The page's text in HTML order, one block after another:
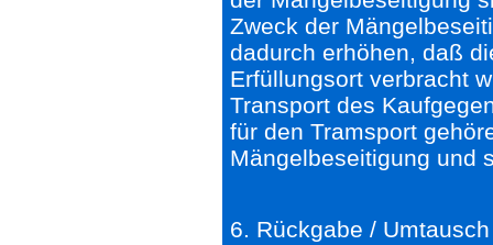
Zweck der
dadurch erhöhen, daß
Erfüllungsort verbracht
Transport des
für den Tramsport
Mängelbeseitigung und
6. Rückgabe / Umtausch